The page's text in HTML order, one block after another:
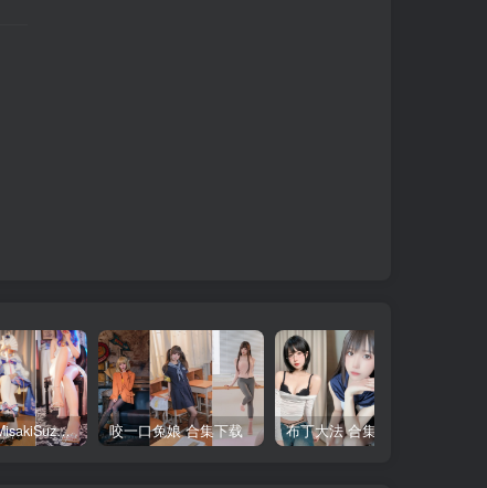
铃木美咲(MisakiSuzuki) 合集下载 咬一口兔娘 合集下载 布丁大法 合集下载